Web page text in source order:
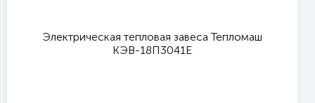
Электрическая тепловая завеса Тепломаш
КЭВ-18П3041Е